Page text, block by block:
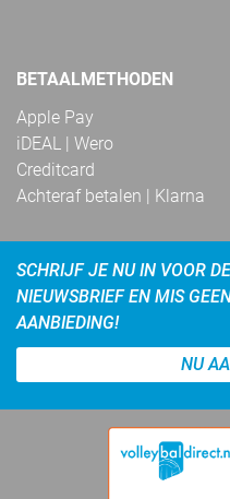
BETAALMETHODEN
Apple Pay
iDEAL | Wero
Creditcard
Achteraf betalen | Klarna
SCHRIJF JE NU IN VOOR
NIEUWSBRIEF EN MIS
AANBIEDING!
NU